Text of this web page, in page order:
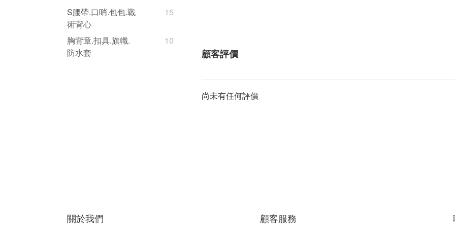
S腰帶.口哨.包包.戰
術背心
15
胸背章.扣具.旗幟.
防水套
10
顧客評價
尚未有任何評價
關於我們 顧客服務